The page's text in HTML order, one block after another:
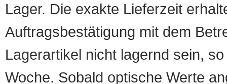
Lager. Die exakte Lieferzeit
Auftragsbestätigung mit dem
Lagerartikel nicht lagernd sein,
Woche. Sobald optische Werte